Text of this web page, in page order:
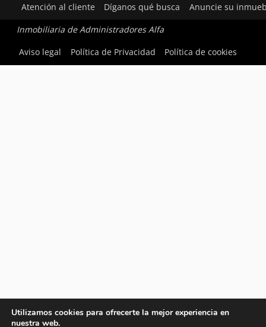
Atención al cliente Díganos qué busca Anuncie su
Inmobiliaria de Administradores Alfa
Aviso legal
Política de Privacidad Política de cookies
Utilizamos cookies para ofrecerte la mejor experiencia en
nuestra web.